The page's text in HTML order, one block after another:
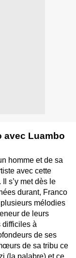
avec Luambo
homme et de sa
avec cette
s’y met dès le
durant, Franco
mélodies
de leurs
difficiles à
de ses
de sa tribu ce